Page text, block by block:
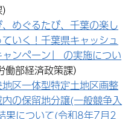
、めぐるたび、千葉の楽し
いく！千葉県キャッシュ
ャンペーン」 の実施につい
働部経済政策課）
区一体型特定土地区画整
の保留地分譲(一般競争入
果について(令和8年7月2